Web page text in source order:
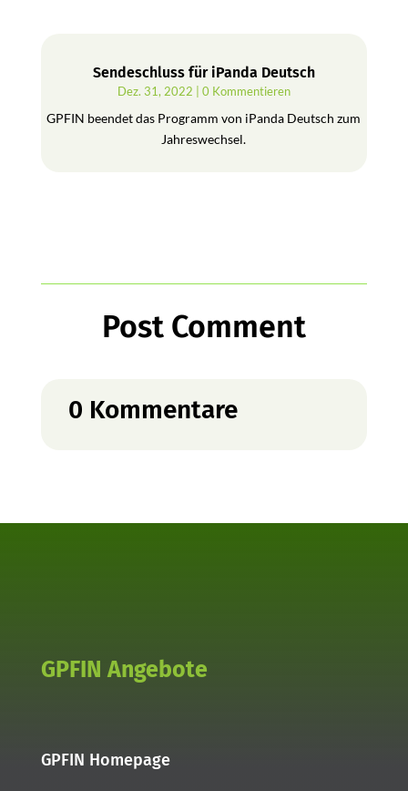
Sendeschluss für iPanda Deutsch
Dez. 31, 2022 | 0 Kommentieren
GPFIN beendet das Programm von iPanda Deutsch zum
Jahreswechsel.
Post Comment
0 Kommentare
GPFIN Angebote
GPFIN Homepage